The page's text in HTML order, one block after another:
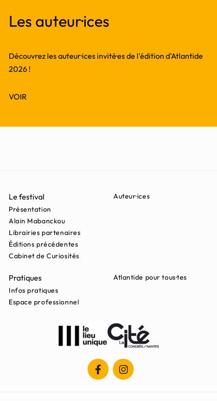
Les auteur·ices
Découvrez les auteur·ices invité·es de l'édition d'Atlantide
2026 !
VOIR
Le festival
Présentation
Alain Mabanckou
Librairies partenaires
Éditions précédentes
Cabinet de Curiosités
Auteur·ices
Pratiques
Infos pratiques
Espace professionnel
Atlantide pour tous·tes